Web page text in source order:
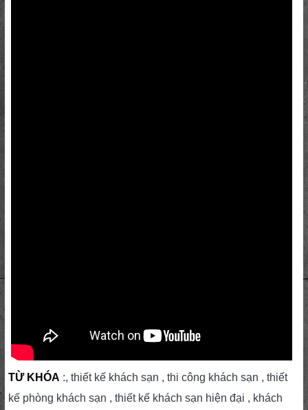
TỪ KHÓA :, thiết kế khách sạn , thi công khách sạn , thiết
kế phòng khách sạn , thiết kế khách sạn hiện đại , khách